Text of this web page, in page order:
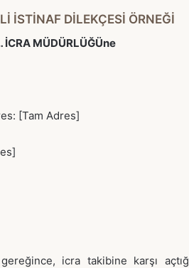
İSTİNAF DİLEKÇESİ ÖRNEĞİ
İCRA MÜDÜRLÜĞÜne
[Tam Adres]
icra takibine karşı